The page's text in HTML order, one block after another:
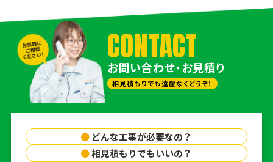
CONTACT
お問い合わせ・お見積り
相見積もりでも遠慮なくどうぞ！
● どんな工事が必要なの？
●相見積もりでもいいの？